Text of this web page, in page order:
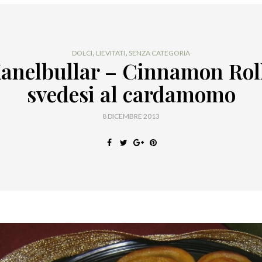
DOLCI, LIEVITATI, SENZA CATEGORIA
– Cinnamon
svedesi al cardamomo
8 DICEMBRE 2013